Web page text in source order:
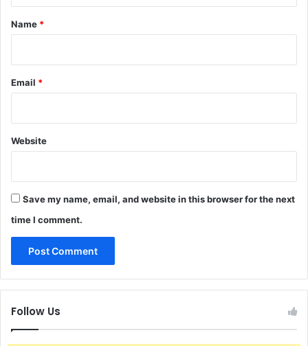
*
Name *
Email *
Website
Save my name, email, and website in this browser for the next
time I comment.
Follow Us